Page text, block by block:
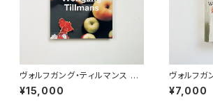
ヴォルフガング・ティルマンス W
olfgang Tillmans（Contem
porary artists）
¥15,000
ヴォルフガ
olfgang
oks
¥7,000